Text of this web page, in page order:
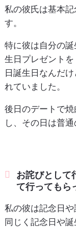
私の彼氏は基本
す。
特に彼は自分の
生日プレゼント
日誕生日なんだ
れていました。
後日のデートで
し、その日は普
お詫びとして
て行ってもら
私の彼は記念日
同じく記念日や